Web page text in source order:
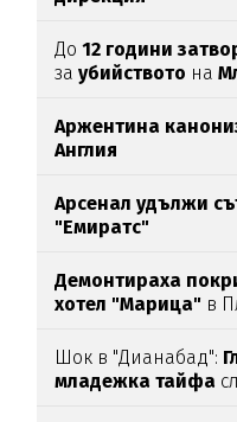
До12 години
заубийството на
Аржентина
Англия
Арсенал удължи
"Емиратс"
Демонтираха
хотел "Марица" в
Шок в "Дианабад":
младежка тайфа